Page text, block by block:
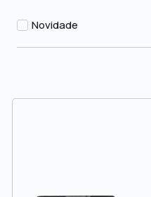
Novidade